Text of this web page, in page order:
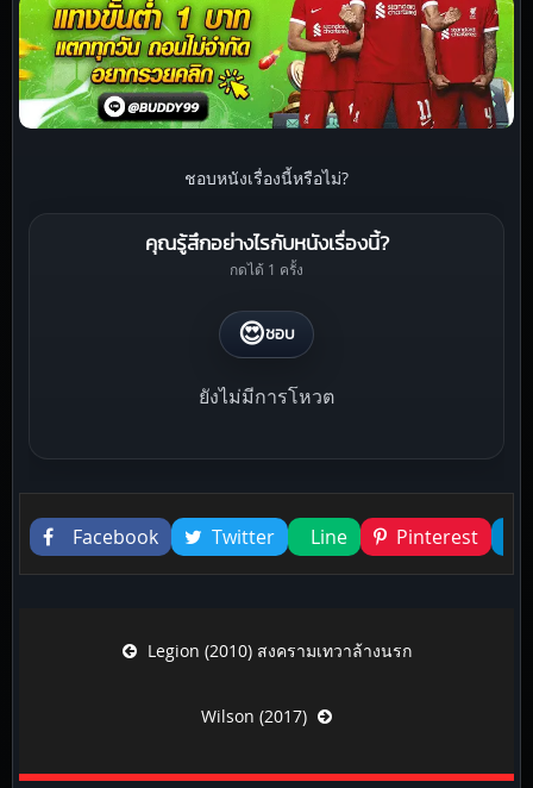
ชอบหนังเรื่องนี้หรือไม่?
คุณรู้สึกอย่างไรกับหนังเรื่องนี้?
กดได้ 1 ครั้ง
😍ชอบ
ยังไม่มีการโหวต
Liked this
Facebook
Twitter Line Pinterest
Post navigationLegion (2010) สงครามเทวาล้างนรก
Wilson (2017)